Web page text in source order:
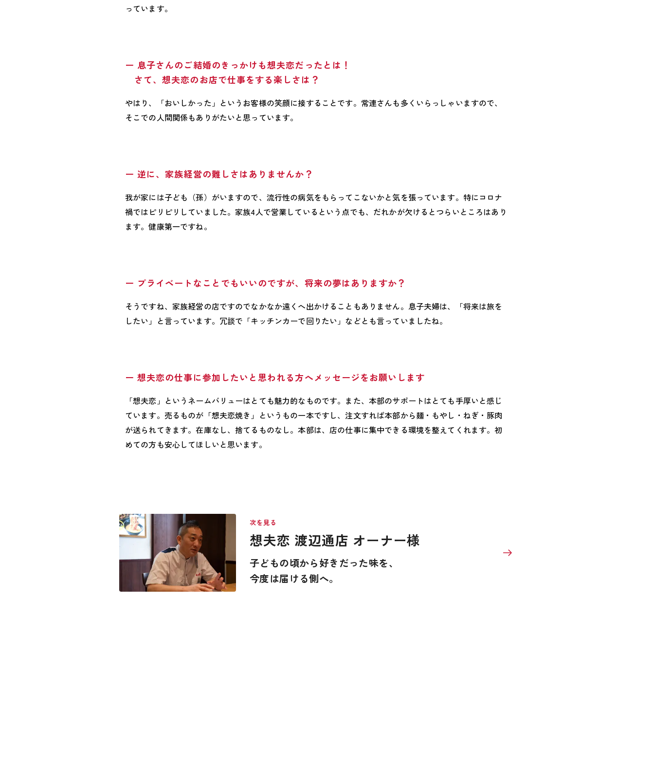
っています。
ー 息子さんのご結婚のきっかけも想夫恋だったとは！
さて、想夫恋のお店で仕事をする楽しさは？
やはり、「おいしかった」というお客様の笑顔に接することです。常連さんも多くいらっしゃいますので、
そこでの人間関係もありがたいと思っています。
ー 逆に、家族経営の難しさはありませんか？
我が家には子ども（孫）がいますので、流行性の病気をもらってこないかと気を張っています。特にコロナ
禍ではピリピリしていました。家族4人で営業しているという点でも、だれかが欠けるとつらいところはあり
ます。健康第一ですね。
ー プライベートなことでもいいのですが、将来の夢はありますか？
そうですね、家族経営の店ですのでなかなか遠くへ出かけることもありません。息子夫婦は、「将来は旅を
したい」と言っています。冗談で「キッチンカーで回りたい」などとも言っていましたね。
ー 想夫恋の仕事に参加したいと思われる方へメッセージをお願いします
「想夫恋」というネームバリューはとても魅力的なものです。また、本部のサポートはとても手厚いと感じ
ています。売るものが「想夫恋焼き」というもの一本ですし、注文すれば本部から麺・もやし・ねぎ・豚肉
が送られてきます。在庫なし、捨てるものなし。本部は、店の仕事に集中できる環境を整えてくれます。初
めての方も安心してほしいと思います。
次を見る
想夫恋 渡辺通店 オーナー様
子どもの頃から好きだった味を、
今度は届ける側へ。